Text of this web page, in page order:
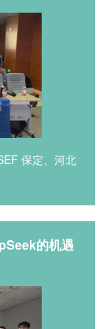
保定、河北
的机遇